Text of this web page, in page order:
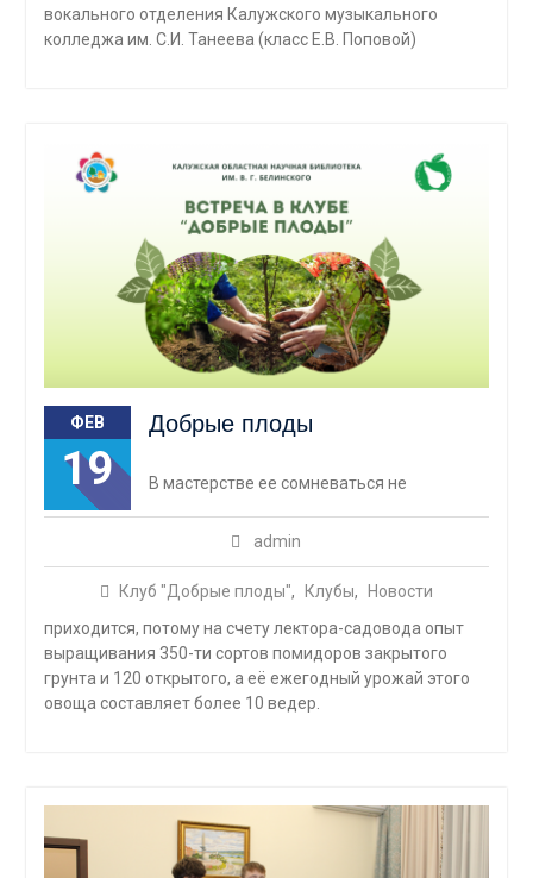
вокального отделения Калужского музыкального
колледжа им. С.И. Танеева (класс Е.В. Поповой)
ФЕВ
19
Добрые плоды
admin
Клуб "Добрые плоды", Клубы, Новости
В мастерстве ее сомневаться не
приходится, потому на счету лектора-садовода опыт
выращивания 350-ти сортов помидоров закрытого
грунта и 120 открытого, а её ежегодный урожай этого
овоща составляет более 10 ведер.